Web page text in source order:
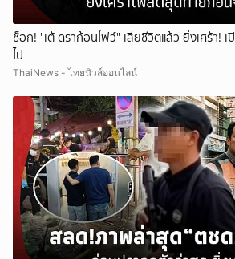
ช็อก! "เต้ ดราก้อนไฟว์" เสียชีวิตแล้ว ยิ่งเศร้า!
ไป
ThaiNews - ไทยนิวส์ออนไลน์